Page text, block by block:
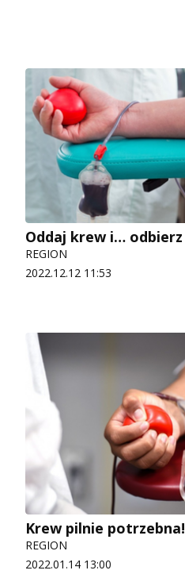
Oddaj krew i…
REGION
2022.12.12 11:53
Krew pilnie potrzebna!
REGION
2022.01.14 13:00